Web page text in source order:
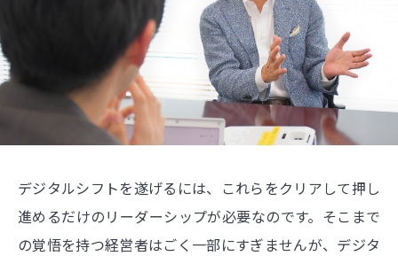
デジタルシフトを遂げるには、これらをクリアして押し
進めるだけのリーダーシップが必要なのです。そこまで
の覚悟を持つ経営者はごく一部にすぎませんが、デジタ